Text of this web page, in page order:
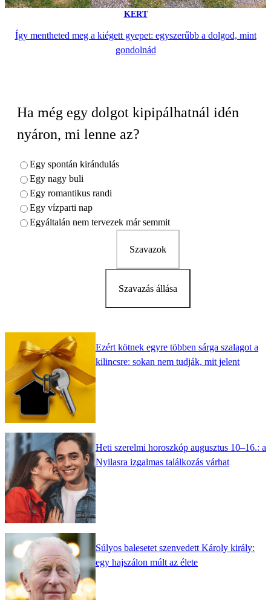
KERT
Így mentheted meg a kiégett gyepet: egyszerűbb a dolgod, mint
gondolnád
Ha még egy dolgot kipipálhatnál idén
nyáron, mi lenne az?
Egy spontán kirándulás
Egy nagy buli
Egy romantikus randi
Egy vízparti nap
Egyáltalán nem tervezek már semmit
Szavazok
Szavazás állása
Ezért kötnek egyre többen sárga szalagot a
kilincsre: sokan nem tudják, mit jelent
Heti szerelmi horoszkóp augusztus 10–16.: a
Nyilasra izgalmas találkozás várhat
Súlyos balesetet szenvedett Károly király:
egy hajszálon múlt az élete